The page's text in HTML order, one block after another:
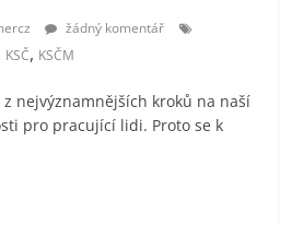
žádný komentář
KSČ, KSČM
nejvýznamnějších kroků na naší
pro pracující lidi. Proto se k